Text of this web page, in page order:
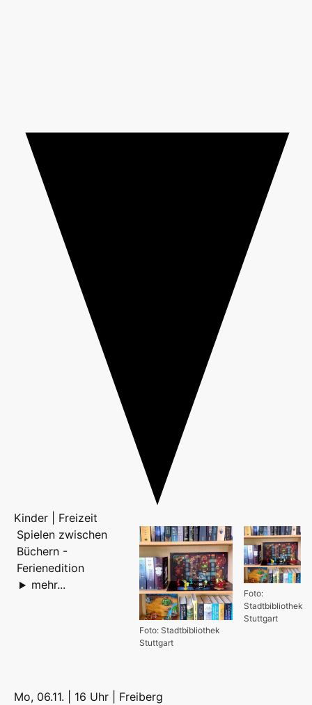
Kinder | Freizeit
Foto:
Stadtbibliothek
Stuttgart
Foto: Stadtbibliothek
Stuttgart
Spielen zwischen
Büchern -
Ferienedition
mehr...
Mo, 06.11. | 16 Uhr | Freiberg